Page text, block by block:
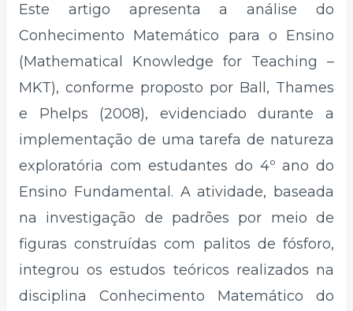
Este artigo apresenta a análise do
Conhecimento Matemático para o Ensino
(Mathematical Knowledge for Teaching –
MKT), conforme proposto por Ball, Thames
e Phelps (2008), evidenciado durante a
implementação de uma tarefa de natureza
exploratória com estudantes do 4º ano do
Ensino Fundamental. A atividade, baseada
na investigação de padrões por meio de
figuras construídas com palitos de fósforo,
integrou os estudos teóricos realizados na
disciplina Conhecimento Matemático do